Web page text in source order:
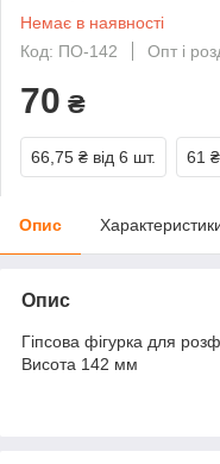
Немає в наявності
Код: ПО-142
Опт і
70 ₴
66,75 ₴ від 6 шт. 61 ₴
Опис
Опис
Гіпсова фігурка для
Висота 142 мм